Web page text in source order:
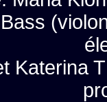
Katerina